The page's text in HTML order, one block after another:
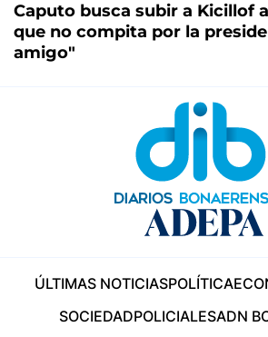
Caputo busca subir a Kicillof
que no compita por la
amigo"
ÚLTIMAS NOTICIASPOLÍTICA
SOCIEDADPOLICIALESADN